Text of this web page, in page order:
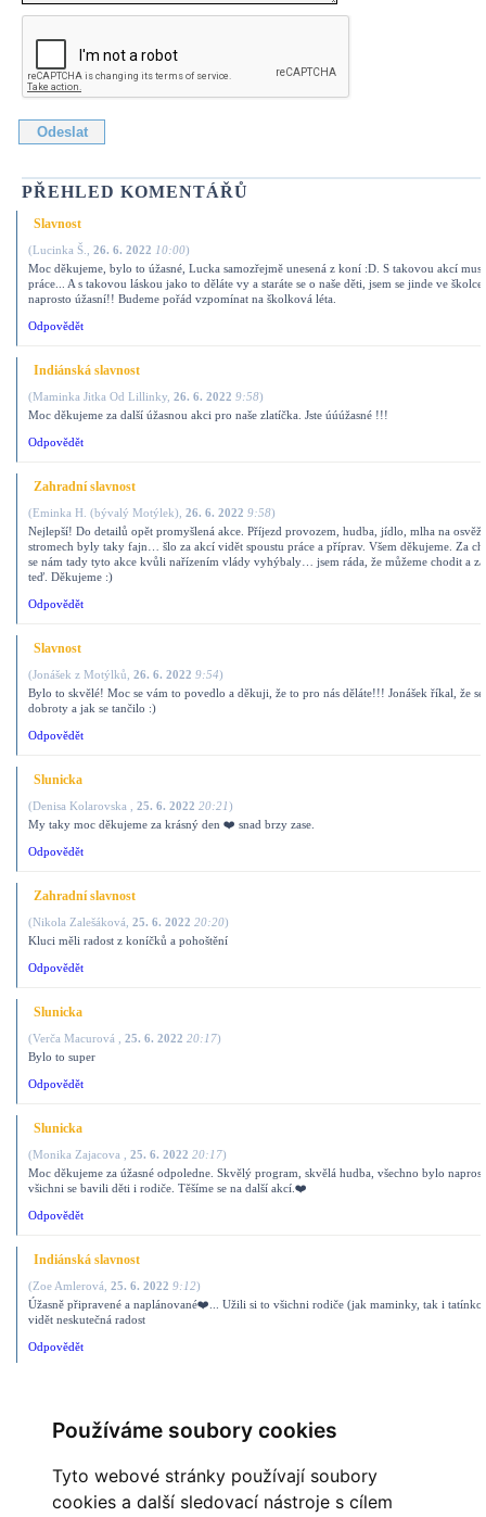
Používáme soubory cookies
Tyto webové stránky používají soubory
cookies a další sledovací nástroje s cílem
PŘEHLED KOMENTÁŘŮ
Slavnost
(Lucinka Š., 26. 6. 2022 10:00)
Moc děkujeme, bylo to úžasné, Lucka samozřejmě unesená z koní :D. S takovou akcí
práce... A s takovou láskou jako to děláte vy a staráte se o naše děti, jsem se jinde ve školce
naprosto úžasní!! Budeme pořád vzpomínat na školková léta.
Odpovědět
Indiánská slavnost
(Maminka Jitka Od Lillinky, 26. 6. 2022 9:58)
Moc děkujeme za další úžasnou akci pro naše zlatíčka. Jste úúúžasné !!!
Odpovědět
Zahradní slavnost
(Eminka H. (bývalý Motýlek), 26. 6. 2022 9:58)
Nejlepší! Do detailů opět promyšlená akce. Příjezd provozem, hudba, jídlo, mlha na
stromech byly taky fajn… šlo za akcí vidět spoustu práce a příprav. Všem děkujeme. Za
se nám tady tyto akce kvůli nařízením vlády vyhýbaly… jsem ráda, že můžeme chodit a
teď. Děkujeme :)
Odpovědět
Slavnost
(Jonášek z Motýlků, 26. 6. 2022 9:54)
Bylo to skvělé! Moc se vám to povedlo a děkuji, že to pro nás děláte!!! Jonášek říkal, že
dobroty a jak se tančilo :)
Odpovědět
Slunicka
(Denisa Kolarovska , 25. 6. 2022 20:21)
My taky moc děkujeme za krásný den ❤️ snad brzy zase.
Odpovědět
Zahradní slavnost
(Nikola Zalešáková, 25. 6. 2022 20:20)
Kluci měli radost z koníčků a pohoštění
Odpovědět
Slunicka
(Verča Macurová , 25. 6. 2022 20:17)
Bylo to super
Odpovědět
Slunicka
(Monika Zajacova , 25. 6. 2022 20:17)
Moc děkujeme za úžasné odpoledne. Skvělý program, skvělá hudba, všechno bylo
všichni se bavili děti i rodiče. Těšíme se na další akcí.❤️
Odpovědět
Indiánská slavnost
(Zoe Amlerová, 25. 6. 2022 9:12)
Úžasně připravené a naplánované❤️... Užili si to všichni rodiče (jak maminky, tak i
vidět neskutečná radost
Odpovědět
Prostě úžasné!Moc se nám to líbilo.A už teď se těšíme na další.Děkujeme :-)